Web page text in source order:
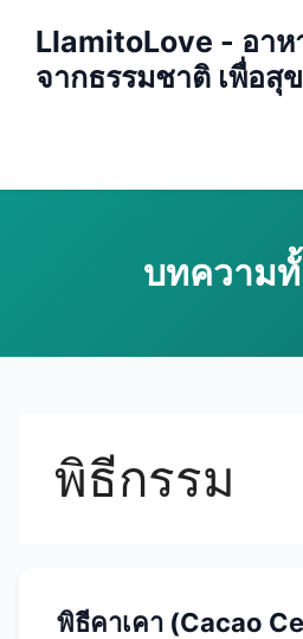
content
LlamitoLove - อาห
จากธรรมชาติ เพื่อสุ
พิธีกรรม
พิธีคาเคา (Cacao